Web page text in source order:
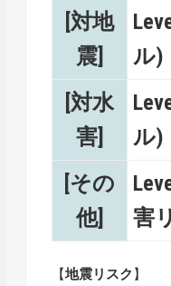
[対地
震]
ル)
[対水
害]
ル)
[その
他]
害
【地震リスク 】